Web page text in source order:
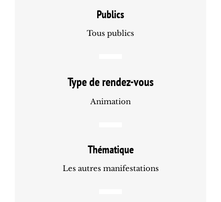
Publics
Tous publics
Type de rendez-vous
Animation
Thématique
Les autres manifestations